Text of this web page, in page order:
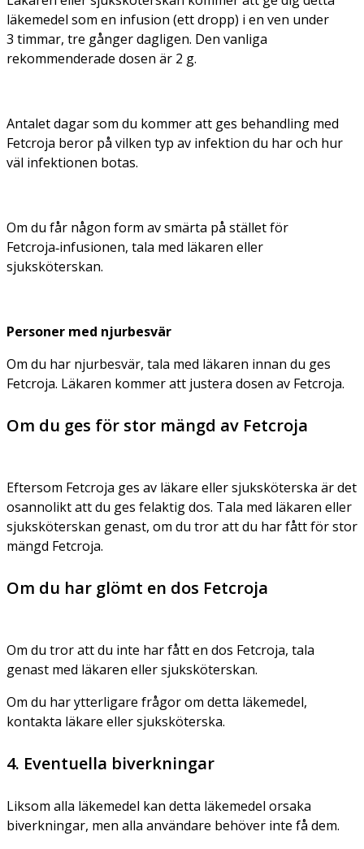
läkemedel som en infusion (ett dropp) i en ven under
3 timmar, tre gånger dagligen. Den vanliga
rekommenderade dosen är 2 g.
Antalet dagar som du kommer att ges behandling med
Fetcroja beror på vilken typ av infektion du har och hur
väl infektionen botas.
Om du får någon form av smärta på stället för
Fetcroja‑infusionen, tala med läkaren eller
sjuksköterskan.
Personer med njurbesvär
Om du har njurbesvär, tala med läkaren innan du ges
Fetcroja. Läkaren kommer att justera dosen av Fetcroja.
Om du ges för stor mängd av Fetcroja
Eftersom Fetcroja ges av läkare eller sjuksköterska är det
osannolikt att du ges felaktig dos. Tala med läkaren eller
sjuksköterskan genast, om du tror att du har fått för stor
mängd Fetcroja.
Om du har glömt en dos Fetcroja
Om du tror att du inte har fått en dos Fetcroja, tala
genast med läkaren eller sjuksköterskan.
Om du har ytterligare frågor om detta läkemedel,
kontakta läkare eller sjuksköterska.
4. Eventuella biverkningar
Liksom alla läkemedel kan detta läkemedel orsaka
biverkningar, men alla användare behöver inte få dem.